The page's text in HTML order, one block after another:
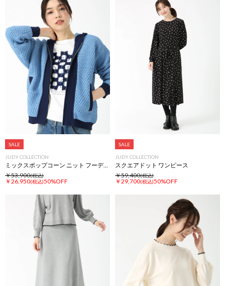
SALE
JUDY COLLECTION
ミックスポップコーン ニット フーディ カーディガン
￥53,900(税込)
￥26,950(税込)50%OFF
SALE
JUDY COLLECTION
スクエアドット ワンピース
￥59,400(税込)
￥29,700(税込)50%OFF